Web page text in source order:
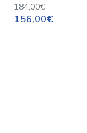
184,00€
156,00€